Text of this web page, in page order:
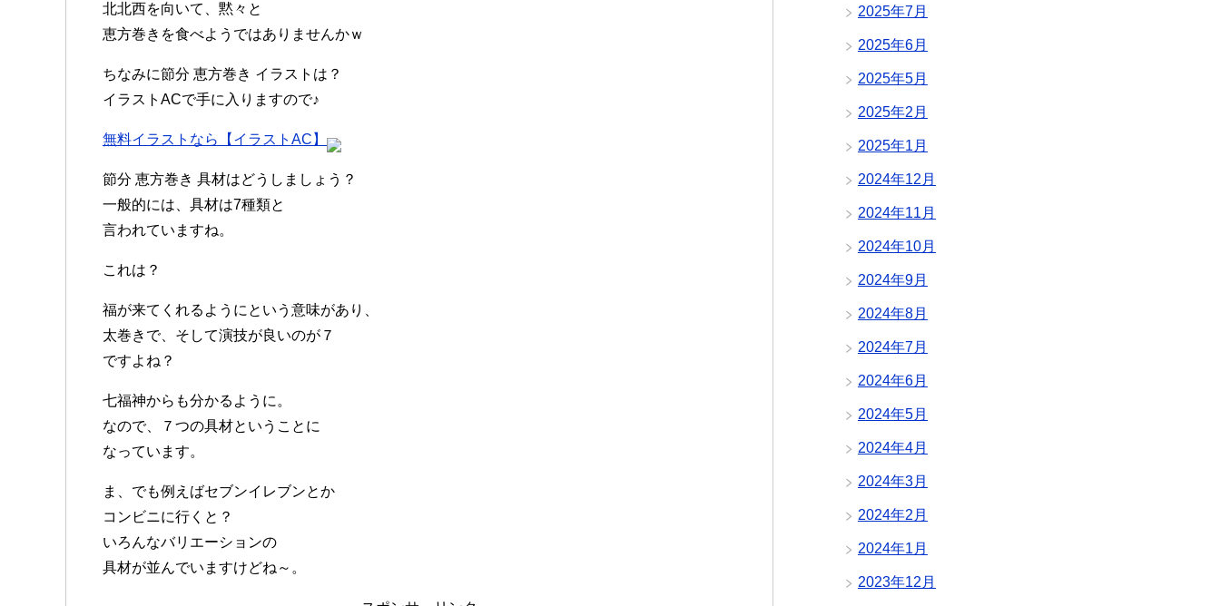
北北西を向いて、黙々と
恵方巻きを食べようではありませんかｗ
ちなみに節分 恵方巻き イラストは？
イラストACで手に入りますので♪
無料イラストなら【イラストAC】
節分 恵方巻き 具材はどうしましょう？
一般的には、具材は7種類と
言われていますね。
これは？
福が来てくれるようにという意味があり、
太巻きで、そして演技が良いのが７
ですよね？
七福神からも分かるように。
なので、７つの具材ということに
なっています。
ま、でも例えばセブンイレブンとか
コンビニに行くと？
いろんなバリエーションの
具材が並んでいますけどね～。
2025年7月
2025年6月
2025年5月
2025年2月
2025年1月
2024年12月
2024年11月
2024年10月
2024年9月
2024年8月
2024年7月
2024年6月
2024年5月
2024年4月
2024年3月
2024年2月
2024年1月
2023年12月